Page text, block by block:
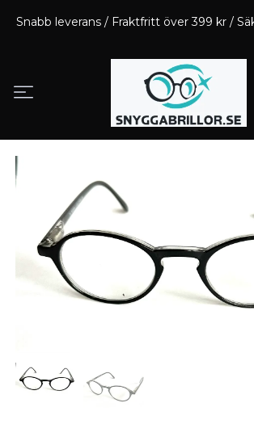
Snabb leverans / Fraktfritt över 399 kr /